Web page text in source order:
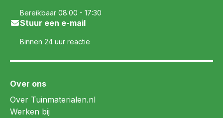
Bereikbaar 08:00 - 17:30
Stuur een e-mail
Binnen 24 uur reactie
Over ons
Over Tuinmaterialen.nl
Werken bij